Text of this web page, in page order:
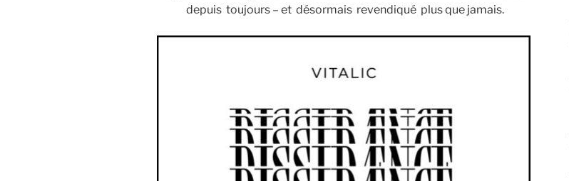
depuis toujours – et désormais revendiqué plus que jamais.